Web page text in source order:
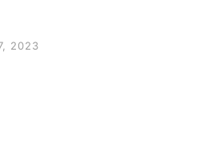
2023